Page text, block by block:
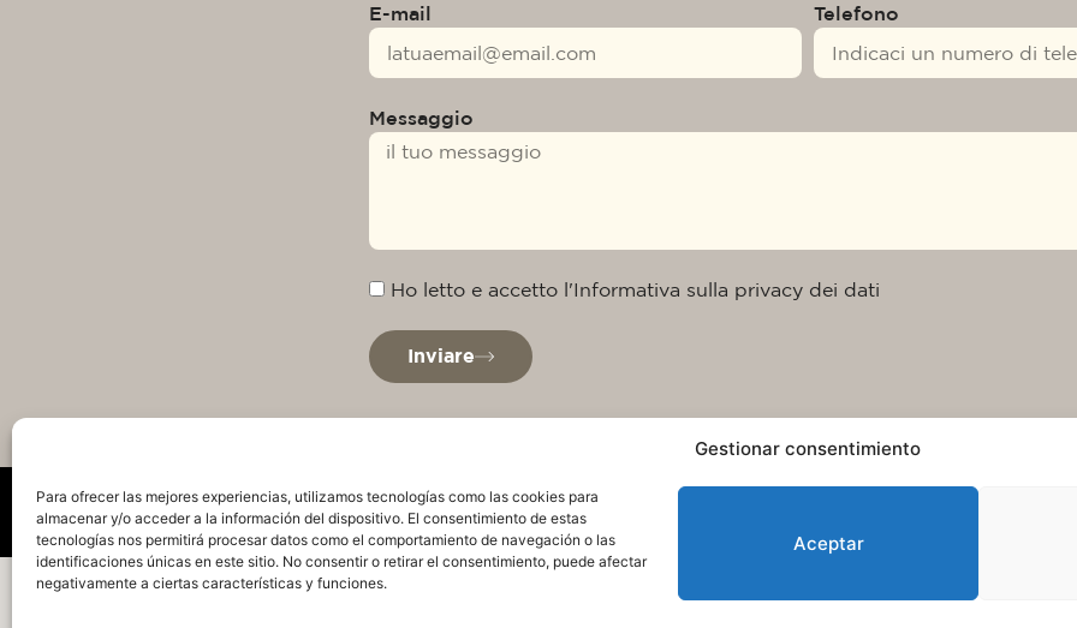
Gestionar consentimiento
Para ofrecer las mejores experiencias, utilizamos tecnologías como las cookies para
almacenar y/o acceder a la información del dispositivo. El consentimiento de estas
tecnologías nos permitirá procesar datos como el comportamiento de navegación o las
identificaciones únicas en este sitio. No consentir o retirar el consentimiento, puede afectar
negativamente a ciertas características y funciones.
Aceptar
E-mail Telefono
Messaggio
Ho letto e accetto l'Informativa sulla privacy dei dati
Inviare
Politica sulla privacyAvviso Legale